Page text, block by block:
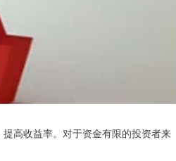
高收益率。对于资金有限的投资者来